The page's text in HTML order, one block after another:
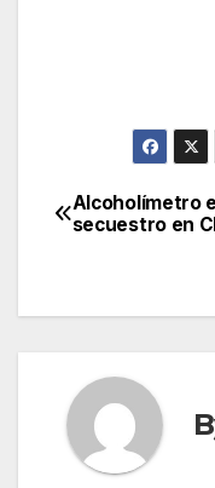
Post
Alcoholímetro
secuestro en